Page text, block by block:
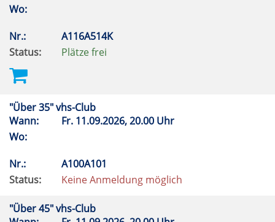
Wo:
Nr.:
A116A514K
Status:
Plätze frei
"Über 35" vhs-Club
Wann:
Fr. 11.09.2026, 20.00 Uhr
Wo:
Nr.:
A100A101
Status:
Keine Anmeldung möglich
"Über 45" vhs-Club